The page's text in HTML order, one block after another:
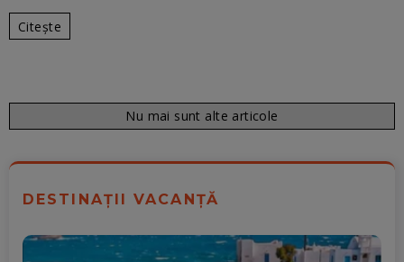
Citește
Nu mai sunt alte articole
DESTINAȚII VACANȚĂ